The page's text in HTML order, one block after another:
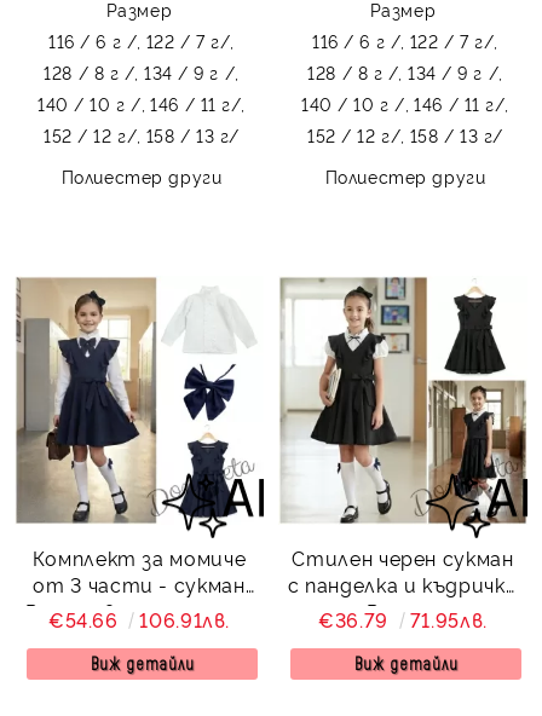
Размер
116 / 6 г /, 122 / 7 г/,
128 / 8 г /, 134 / 9 г /,
140 / 10 г /, 146 / 11 г/,
152 / 12 г/, 158 / 13 г/
Полиестер други
Размер
116 / 6 г /, 122 / 7 г/,
128 / 8 г /, 134 / 9 г /,
140 / 10 г /, 146 / 11 г/,
152 / 12 г/, 158 / 13 г/
Полиестер други
Комплект за момиче
от 3 части - сукман
Радина в тъмносиньо
, бяла риза с дълъг
ръкав и панделка за
€54.66 106.91лв.
Виж детайли
Стилен черен сукман
с панделка и къдрички
Радина
€36.79 71.95лв.
Виж детайли